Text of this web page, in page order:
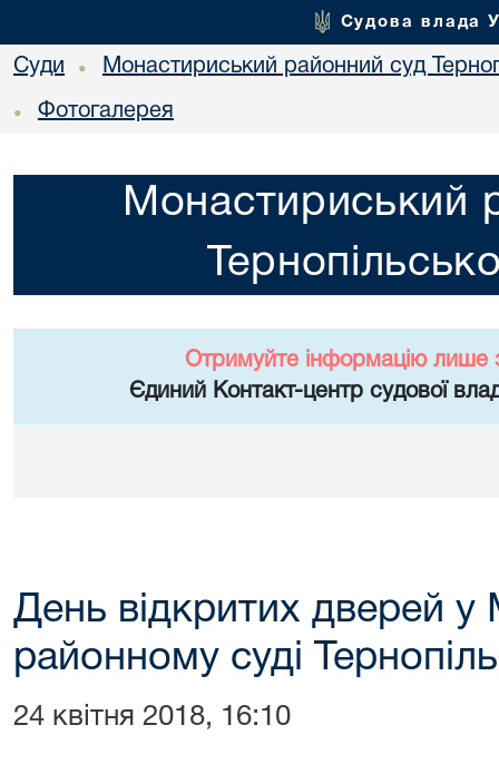
Судова влада
Суди • Монастириський районний суд
• Фотогалерея
Монастириський
Отримуйте інформацію лише
Єдиний Контакт-центр судової
День відкритих дверей
районному суді
24 квітня 2018, 16:10